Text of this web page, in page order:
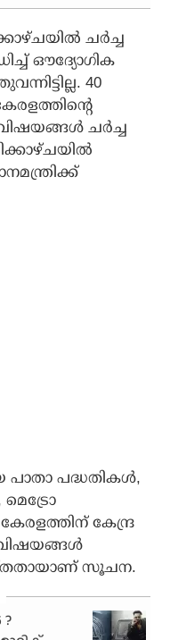
ചര്‍ച്ച
ഔദ്യോഗിക
40
ചര്‍ച്ച
പാതാ പദ്ധതികള്‍,
കേന്ദ്ര
സൂചന.